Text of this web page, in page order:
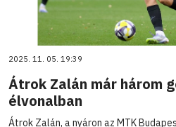
2025. 11. 05. 19:39
Átrok Zalán már három
élvonalban
Átrok Zalán, a nyáron az MTK